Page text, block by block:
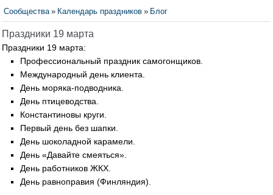
Сообщества » Календарь праздников » Блог
Праздники 19 марта
Праздники 19 марта:
Профессиональный праздник самогонщиков.
Международный день клиента.
День моряка-подводника.
День птицеводства.
Константиновы круги.
Первый день без шапки.
День шоколадной карамели.
День «Давайте смеяться».
День работников ЖКХ.
День равноправия (Финляндия).